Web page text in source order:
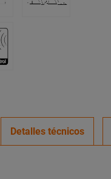
Detalles técnicos